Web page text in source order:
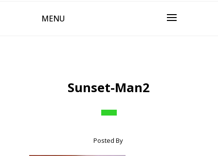
MENU
Sunset-Man2
Posted By